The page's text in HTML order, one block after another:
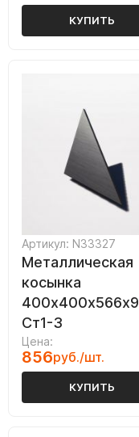
КУПИТЬ
Артикул: N33327
Металлическая
косынка
400х400х566х9
Ст1-3
Цена:
856руб./шт.
КУПИТЬ